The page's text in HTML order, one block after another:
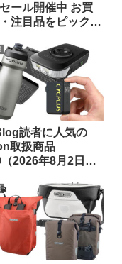
ール開催中 お買
注目品をピックア
読者に人気の
取扱商品
2026年8月2日